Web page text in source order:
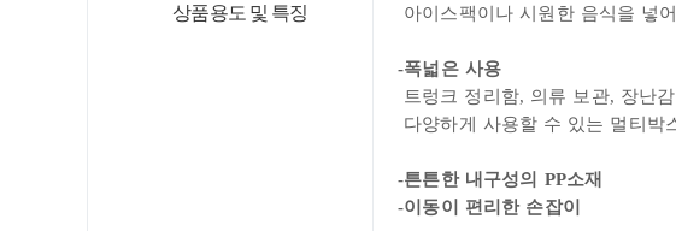
상품용도 및 특징
아이스팩이나 시원한 음식을 넣
-폭넓은 사용
트렁크 정리함, 의류 보관, 장난
다양하게 사용할 수 있는 멀티박
-튼튼한 내구성의 PP소재
-이동이 편리한 손잡이